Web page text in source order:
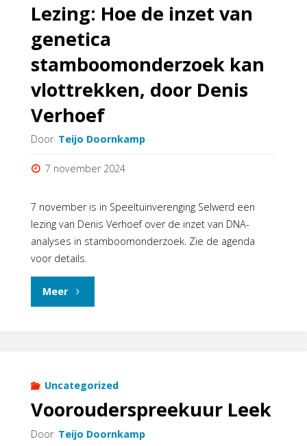
uitreiking
Schepperle
award
2024"
Lezing: Hoe de inzet van
genetica
stamboomonderzoek kan
vlottrekken, door Denis
Verhoef
Door Teijo Doornkamp
7 november 2024
7 november is in Speeltuinverenging Selwerd een
lezing van Denis Verhoef over de inzet van DNA-
analyses in stamboomonderzoek. Zie de agenda
voor details.
Meer"Lezing:
inzet
van
genetica
Uncategorized
Voorouderspreekuur Leek
Door Teijo Doornkamp